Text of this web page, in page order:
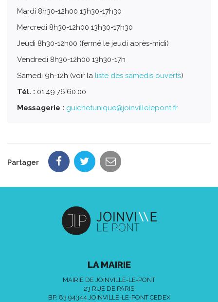
Mardi 8h30-12h00 13h30-17h30
Mercredi 8h30-12h00 13h30-17h30
Jeudi 8h30-12h00 (fermé le jeudi après-midi)
Vendredi 8h30-12h00 13h30-17h
Samedi 9h-12h (voir la liste des samedis ouverts)
Tél. : 01.49.76.60.00
Messagerie : guichetunique@joinvillelepont.fr
Partager
LA MAIRIE
MAIRIE DE JOINVILLE-LE-PONT
23 RUE DE PARIS
BP. 83 94344 JOINVILLE-LE-PONT CEDEX